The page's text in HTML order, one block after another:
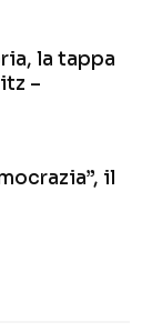
la tappa
–
il